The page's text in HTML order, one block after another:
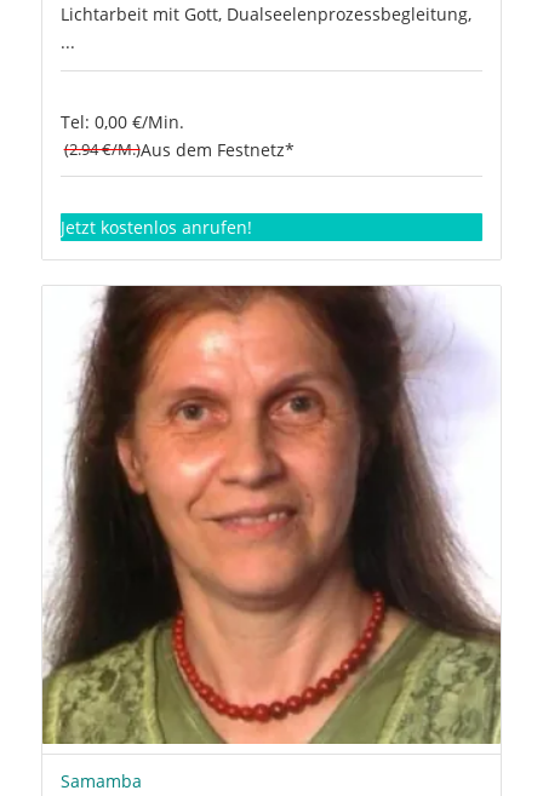
Lichtarbeit mit Gott, Dualseelenprozessbegleitung,
...
Tel: 0,00 €/Min.
(2.94 €/M.)Aus dem Festnetz*
Jetzt kostenlos anrufen!
Samamba